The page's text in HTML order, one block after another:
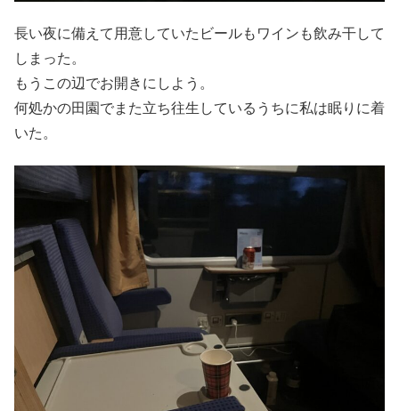
長い夜に備えて用意していたビールもワインも飲み干して
しまった。
もうこの辺でお開きにしよう。
何処かの田園でまた立ち往生しているうちに私は眠りに着
いた。